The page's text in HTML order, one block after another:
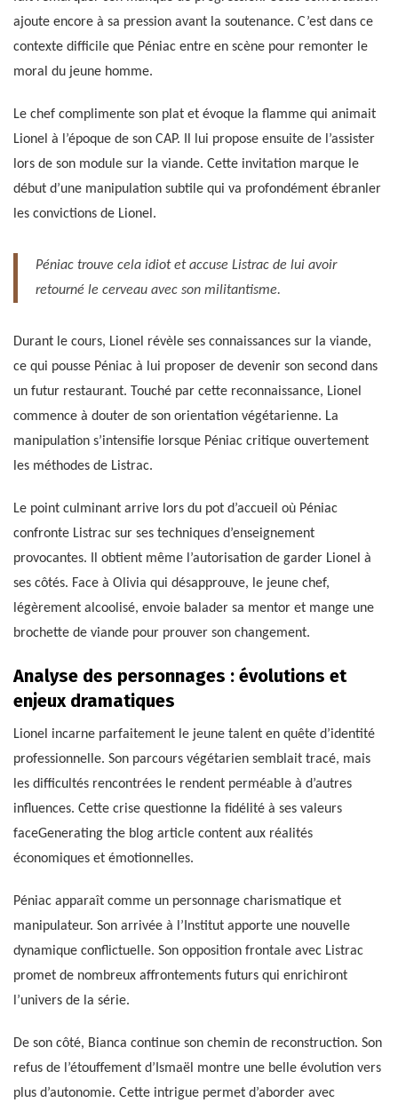
ajoute encore à sa pression avant la soutenance. C’est dans ce
contexte difficile que Péniac entre en scène pour remonter le
moral du jeune homme.
Le chef complimente son plat et évoque la flamme qui animait
Lionel à l’époque de son CAP. Il lui propose ensuite de l’assister
lors de son module sur la viande. Cette invitation marque le
début d’une manipulation subtile qui va profondément ébranler
les convictions de Lionel.
Péniac trouve cela idiot et accuse Listrac de lui avoir
retourné le cerveau avec son militantisme.
Durant le cours, Lionel révèle ses connaissances sur la viande,
ce qui pousse Péniac à lui proposer de devenir son second dans
un futur restaurant. Touché par cette reconnaissance, Lionel
commence à douter de son orientation végétarienne. La
manipulation s’intensifie lorsque Péniac critique ouvertement
les méthodes de Listrac.
Le point culminant arrive lors du pot d’accueil où Péniac
confronte Listrac sur ses techniques d’enseignement
provocantes. Il obtient même l’autorisation de garder Lionel à
ses côtés. Face à Olivia qui désapprouve, le jeune chef,
légèrement alcoolisé, envoie balader sa mentor et mange une
brochette de viande pour prouver son changement.
Analyse des personnages : évolutions et
enjeux dramatiques
Lionel incarne parfaitement le jeune talent en quête d’identité
professionnelle. Son parcours végétarien semblait tracé, mais
les difficultés rencontrées le rendent perméable à d’autres
influences. Cette crise questionne la fidélité à ses valeurs
faceGenerating the blog article content aux réalités
économiques et émotionnelles.
Péniac apparaît comme un personnage charismatique et
manipulateur. Son arrivée à l’Institut apporte une nouvelle
dynamique conflictuelle. Son opposition frontale avec Listrac
promet de nombreux affrontements futurs qui enrichiront
l’univers de la série.
De son côté, Bianca continue son chemin de reconstruction. Son
refus de l’étouffement d’Ismaël montre une belle évolution vers
plus d’autonomie. Cette intrigue permet d’aborder avec